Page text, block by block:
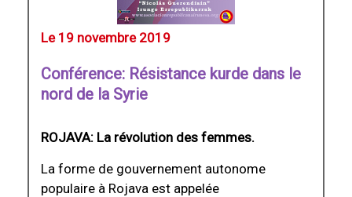
Le 19 novembre 2019
Conférence: Résistance kurde dans le
nord de la Syrie
ROJAVA: La révolution des femmes.
La forme de gouvernement autonome
populaire à Rojava est appelée